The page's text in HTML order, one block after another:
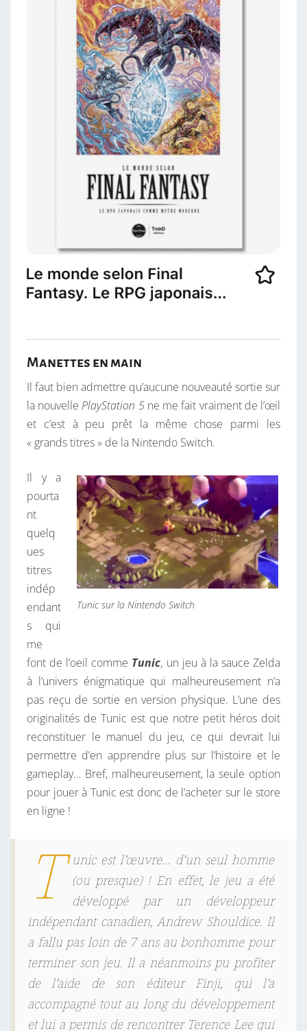
Manettes en main
Il faut bien admettre qu’aucune nouveauté sortie sur
la nouvellePlayStation 5ne me fait vraiment de l’œil
et c’est à peu prêt la même chose parmi les
« grands titres » de la Nintendo Switch.
Tunic sur la Nintendo Switch
Il y a
pourta
nt
quelq
ues
titres
indép
endant
s qui
me
font de l’oeil comme Tunic, un jeu à la sauce Zelda
à l’univers énigmatique qui malheureusement n’a
pas reçu de sortie en version physique. L’une des
originalités de Tunic est que notre petit héros doit
reconstituer le manuel du jeu, ce qui devrait lui
permettre d’en apprendre plus sur l’histoire et le
gameplay… Bref, malheureusement, la seule option
pour jouer à Tunic est donc de l’acheter sur le store
en ligne !
T unic est l’œuvre… d’un seul homme
(ou presque) ! En effet, le jeu a été
développé par un développeur
indépendant canadien, Andrew Shouldice. Il
a fallu pas loin de 7 ans au bonhomme pour
terminer son jeu. Il a néanmoins pu profiter
de l’aide de son éditeur Finji, qui l’a
accompagné tout au long du développement
et lui a permis de rencontrerTerence Leequi